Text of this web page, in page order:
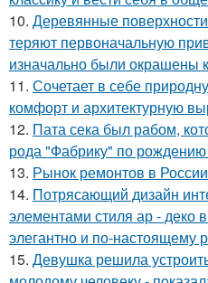
10. Деревянные
теряют первоначальную
изначально были окрашены
11. Сочетает в себе
комфорт и архитектурную
12. Пата сека был рабом,
рода "Фабрику" по рождению
13. Рынок ремонтов в
14. Потрясающий дизайн
элементами стиля ар - деко
элегантно и по-настоящему
15. Девушка решила